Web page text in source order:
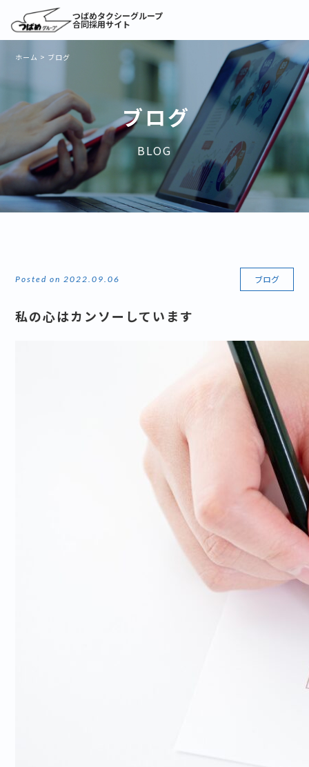
つばめタクシーグループ
合同採用サイト
ホーム > ブログ
ブログ
BLOG
Posted on 2022.09.06 ブログ
私の心はカンソーしています